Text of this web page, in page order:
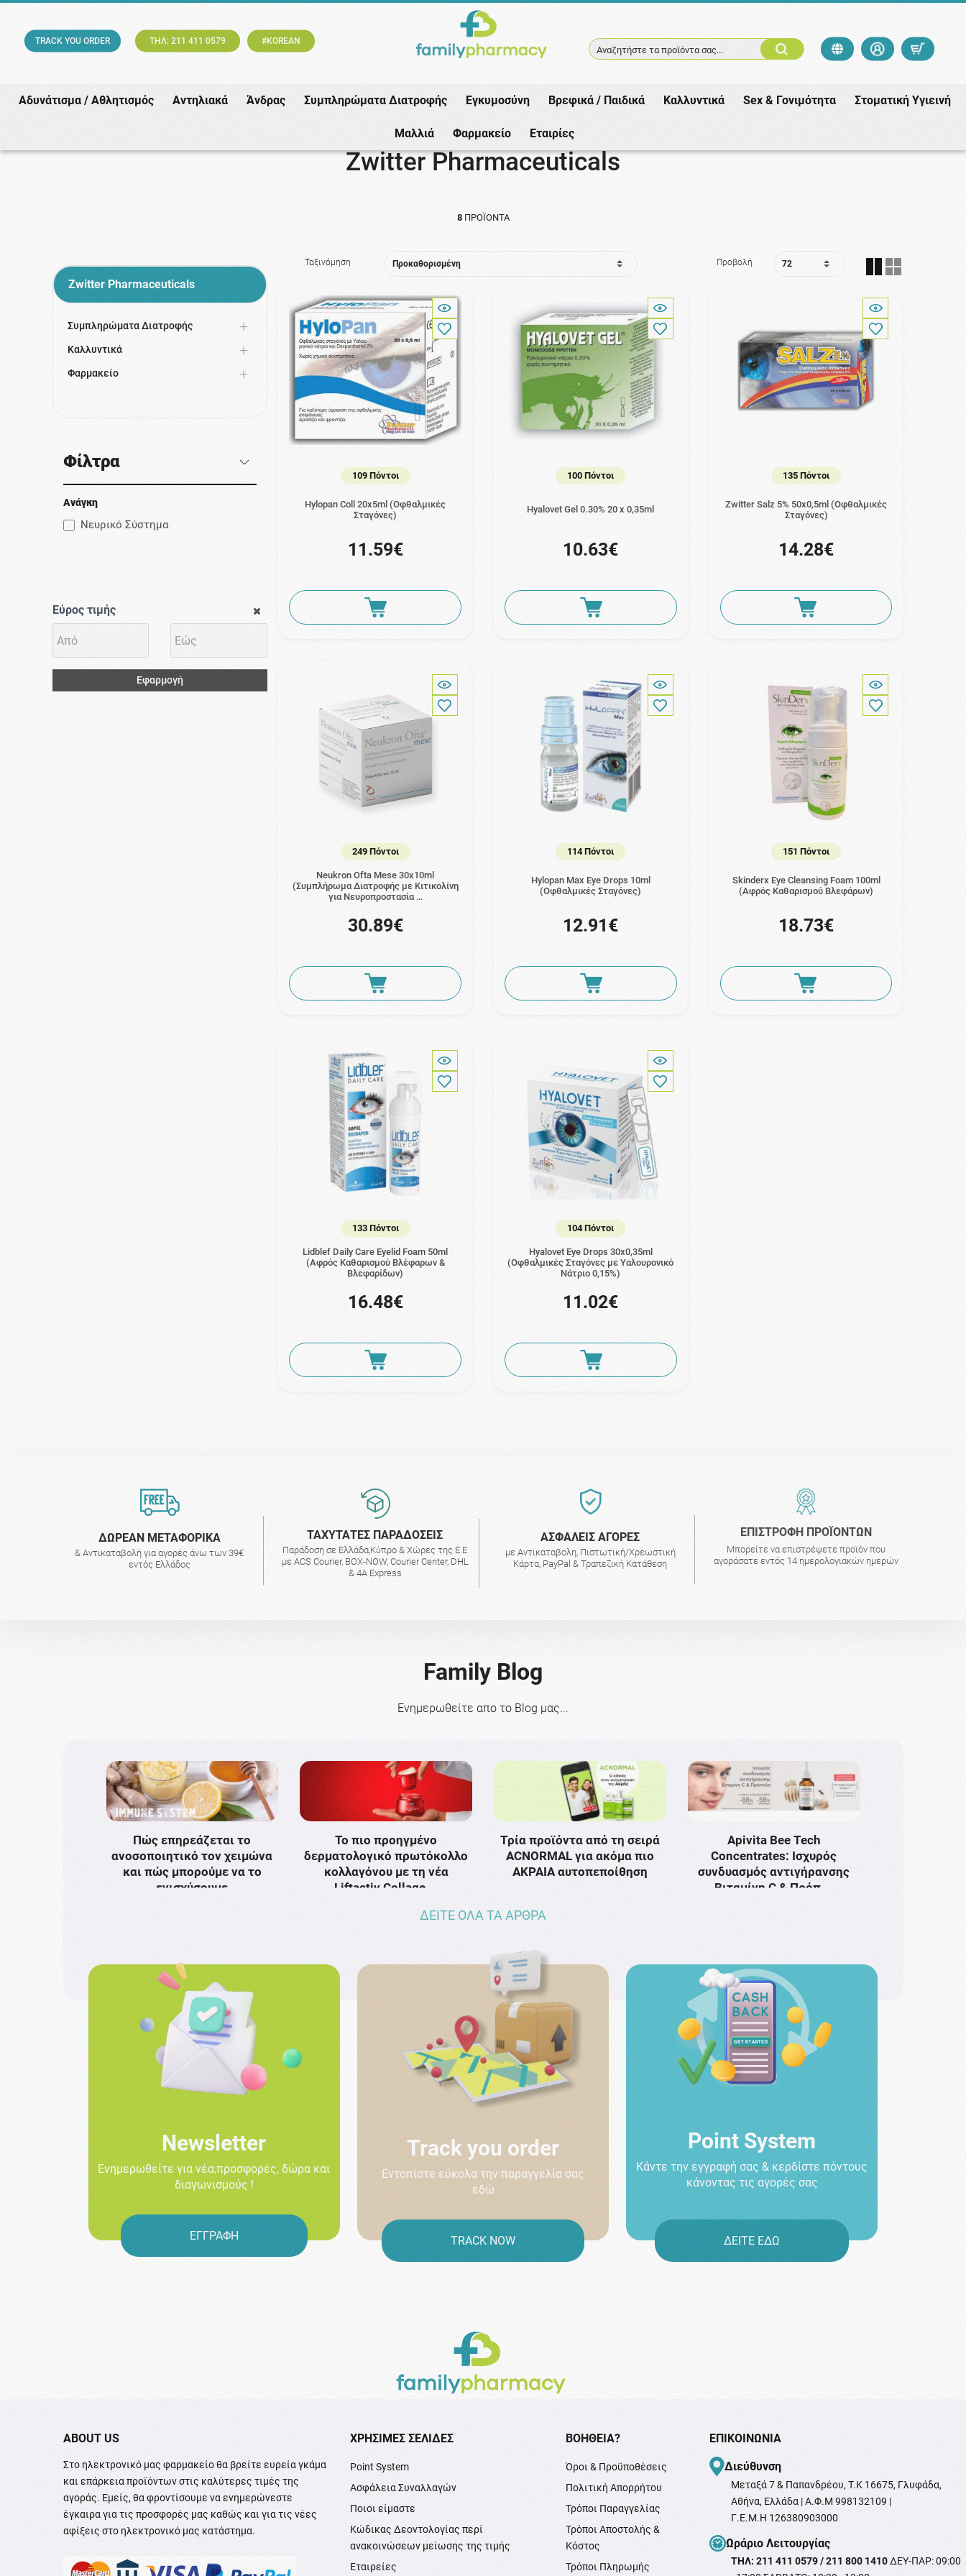
TRACK YOU ORDER ΤΗΛ: 211 411 0579 #KOREAN
Αναζητήστε τα προϊόντα σας...
Αδυνάτισμα / Αθλητισμός Αντηλιακά Άνδρας Συμπληρώματα Διατροφής Εγκυμοσύνη Βρεφικά / Παιδικά Καλλυντικά Sex & Γονιμότητα Στοματική Υγιεινή
Μαλλιά Φαρμακείο Εταιρίες
Αρχική / Εταιρίες / Zwitter Pharmaceuticals
Zwitter Pharmaceuticals
8ΠΡΟΪΌΝΤΑ
Zwitter Pharmaceuticals
Συμπληρώματα Διατροφής
Καλλυντικά
Φαρμακείο
Φίλτρα
Ανάγκη
Νευρικό Σύστημα
Εύρος τιμής
Εφαρμογή
Ταξινόμηση Προβολή
109 Πόντοι
Hylopan Coll 20x5ml (Οφθαλμικές
Σταγόνες)
11.59€
100 Πόντοι
Hyalovet Gel 0.30% 20 x 0,35ml
10.63€
135 Πόντοι
Zwitter Salz 5% 50x0,5ml (Οφθαλμικές
Σταγόνες)
14.28€
249 Πόντοι
Neukron Ofta Mese 30x10ml
(Συμπλήρωμα Διατροφής με Κιτικολίνη
για Νευροπροστασία …
30.89€
114 Πόντοι
Hylopan Max Eye Drops 10ml
(Οφθαλμικές Σταγόνες)
12.91€
151 Πόντοι
Skinderx Eye Cleansing Foam 100ml
(Αφρός Καθαρισμού Βλεφάρων)
18.73€
133 Πόντοι
Lidblef Daily Care Eyelid Foam 50ml
(Αφρός Καθαρισμού Βλέφαρων &
Βλεφαρίδων)
16.48€
104 Πόντοι
Hyalovet Eye Drops 30x0,35ml
(Οφθαλμικές Σταγόνες με Υαλουρονικό
Νάτριο 0,15%)
11.02€
ΔΩΡΕΑΝ ΜΕΤΑΦΟΡΙΚΑ
& Αντικαταβολή για αγορές άνω των 39€
εντός Ελλάδος
ΤΑΧΥΤΑΤΕΣ ΠΑΡΑΔΟΣΕΙΣ
Παράδοση σε Ελλάδα,Κύπρο & Χώρες της Ε.Ε
με ACS Courier, BOX-NOW, Courier Center, DHL
& 4A Express
AΣΦΑΛΕΙΣ ΑΓΟΡΕΣ
με Αντικαταβολη, Πιστωτική/Χρεωστική
Κάρτα, PayPal & Τραπεζική Κατάθεση
ΕΠΙΣΤΡΟΦΗ ΠΡΟΪΟΝΤΩΝ
Μπορείτε να επιστρέψετε προϊόν που
αγοράσατε εντός 14 ημερολογιακών ημερών
Family Blog
Ενημερωθείτε απο το Blog μας...
Πώς επηρεάζεται το
ανοσοποιητικό τον χειμώνα
και πώς μπορούμε να το
ενισχύσουμε
Το πιο προηγμένο
δερματολογικό πρωτόκολλο
κολλαγόνου με τη νέα
Liftactiv Collage …
Τρία προϊόντα από τη σειρά
ACNORMAL για ακόμα πιο
ΑΚΡΑΙΑ αυτοπεποίθηση
Apivita Bee Tech
Concentrates: Ισχυρός
συνδυασμός αντιγήρανσης
Bιταμίνη C & Πρόπ …
ΔΕΙΤΕ ΟΛΑ ΤΑ ΑΡΘΡΑ
Newsletter
Ενημερωθείτε για νέα,προσφορές, δώρα και
διαγωνισμούς !
ΕΓΓΡΑΦΗ
Track you order
Εντοπίστε εύκολα την παραγγελία σας
εδώ
TRACK NOW
Point System
Κάντε την εγγραφή σας & κερδίστε πόντους
κάνοντας τις αγορές σας
ΔΕΙΤΕ ΕΔΩ
ABOUT US
Στο ηλεκτρονικό μας φαρμακείο θα βρείτε ευρεία γκάμα
και επάρκεια προϊόντων στις καλύτερες τιμές της
αγοράς. Εμείς, θα φροντίσουμε να ενημερώνεστε
έγκαιρα για τις προσφορές μας καθώς και για τις νέες
αφίξεις στο ηλεκτρονικό μας κατάστημα.
XΡΉΣΙΜΕΣ ΣΕΛΊΔΕΣ
Point System
Ασφάλεια Συναλλαγών
Ποιοι είμαστε
Κώδικας Δεοντολογίας περί
ανακοινώσεων μείωσης της τιμής
Εταιρείες
ΒΟΉΘΕΙΑ?
Όροι & Προϋποθέσεις
Πολιτική Απορρήτου
Τρόποι Παραγγελίας
Τρόποι Αποστολής &
Κόστος
Τρόποι Πληρωμής
ΕΠΙΚΟΙΝΩΝΊΑ
Διεύθυνση
Μεταξά 7 & Παπανδρέου, T.K 16675, Γλυφάδα,
Αθήνα, Ελλάδα | Α.Φ.Μ 998132109 |
Γ.Ε.Μ.Η 126380903000
Ωράριο Λειτουργίας
ΤΗΛ: 211 411 0579 / 211 800 1410ΔΕΥ-ΠΑΡ: 09:00